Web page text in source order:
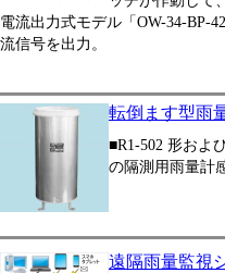
電流出力式モデル「OW-34-BP-
流信号を出力。
転倒ます型雨
■R1-502 形およ
の隔測用雨量計
遠隔雨量監視